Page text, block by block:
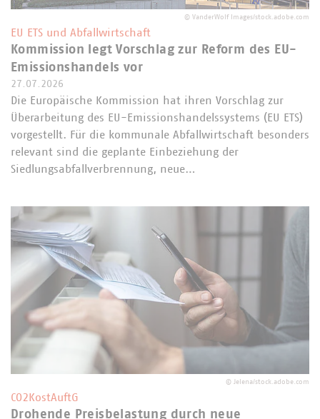
© VanderWolf Images/stock.adobe.com
EU ETS und Abfallwirtschaft
Kommission legt Vorschlag zur Reform des EU-
Emissionshandels vor
27.07.2026
Die Europäische Kommission hat ihren Vorschlag zur
Überarbeitung des EU-Emissionshandelssystems (EU ETS)
vorgestellt. Für die kommunale Abfallwirtschaft besonders
relevant sind die geplante Einbeziehung der
Siedlungsabfallverbrennung, neue…
© Jelena/stock.adobe.com
CO2KostAuftG
Drohende Preisbelastung durch neue